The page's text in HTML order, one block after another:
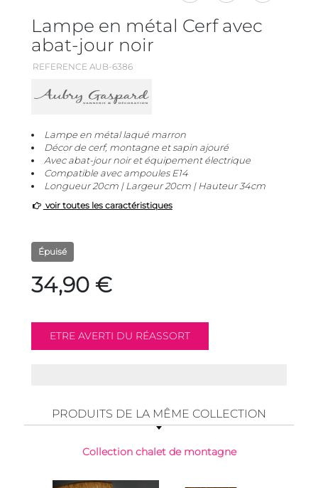
Lampe en métal Cerf avec
abat-jour noir
REFERENCE AUB-6386
Lampe en métal laqué marron
Décor de cerf, montagne et sapin ajouré
Avec abat-jour noir et équipement électrique
Compatible avec ampoules E14
Longueur 20cm | Largeur 20cm | Hauteur 34cm
voir toutes les caractéristiques
Épuisé
34,90 €
PRODUITS DE LA MÊME COLLECTION
Collection chalet de montagne